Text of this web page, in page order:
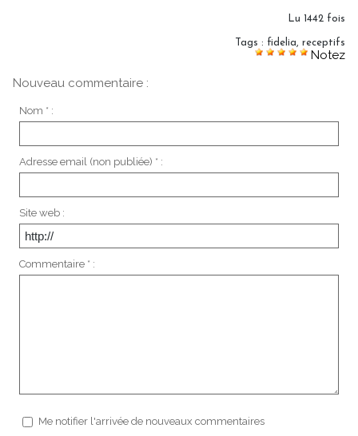
Lu 1442 fois
Tags : fidelia receptifs
Notez
Nouveau commentaire :
Nom * :
Adresse email (non publiée) * :
Site web :
Commentaire * :
Me notifier l'arrivée de nouveaux commentaires